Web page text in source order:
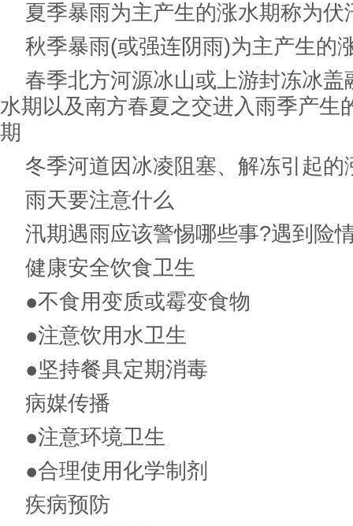
夏季暴雨为主产生的涨水期称为伏
秋季暴雨(或强连阴雨)为主产生的
春季北方河源冰山或上游封冻冰盖
水期以及南方春夏之交进入雨季产生
期
冬季河道因冰凌阻塞、解冻引起的
雨天要注意什么
汛期遇雨应该警惕哪些事?遇到险
健康安全饮食卫生
●不食用变质或霉变食物
●注意饮用水卫生
●坚持餐具定期消毒
病媒传播
●注意环境卫生
●合理使用化学制剂
疾病预防